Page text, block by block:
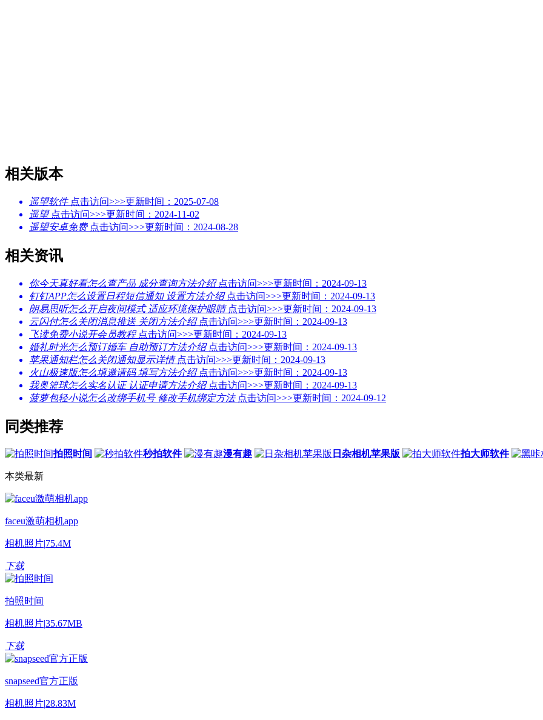
相关版本
遥望软件 点击访问>>>更新时间：2025-07-08
遥望 点击访问>>>更新时间：2024-11-02
遥望安卓免费 点击访问>>>更新时间：2024-08-28
相关资讯
你今天真好看怎么查产品 成分查询方法介绍 点击访问>>>更新时间：2024-09-13
钉钉APP怎么设置日程短信通知 设置方法介绍 点击访问>>>更新时间：2024-09-13
朗易思听怎么开启夜间模式 适应环境保护眼睛 点击访问>>>更新时间：2024-09-13
云闪付怎么关闭消息推送 关闭方法介绍 点击访问>>>更新时间：2024-09-13
飞读免费小说开会员教程 点击访问>>>更新时间：2024-09-13
婚礼时光怎么预订婚车 自助预订方法介绍 点击访问>>>更新时间：2024-09-13
苹果通知栏怎么关闭通知显示详情 点击访问>>>更新时间：2024-09-13
火山极速版怎么填邀请码 填写方法介绍 点击访问>>>更新时间：2024-09-13
我奥篮球怎么实名认证 认证申请方法介绍 点击访问>>>更新时间：2024-09-13
菠萝包轻小说怎么改绑手机号 修改手机绑定方法 点击访问>>>更新时间：2024-09-12
同类推荐
拍照时间 秒拍软件 漫有趣 日杂相机苹果版 拍大师软件
本类最新
faceu激萌相机app
相机照片|75.4M
下载
拍照时间
相机照片|35.67MB
下载
snapseed官方正版
相机照片|28.83M